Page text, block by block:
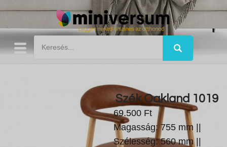
Szék Oakland 1019
69.500 Ft
Magasság: 755 mm ||
Szélesség: 560 mm ||